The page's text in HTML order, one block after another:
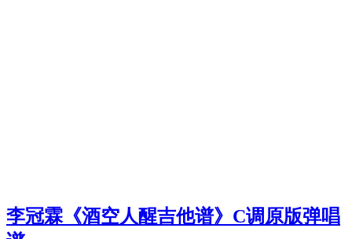
李冠霖《酒空人醒吉他谱》C调原版弹唱